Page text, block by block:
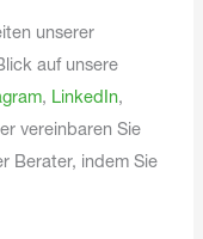
unserer
auf unsere
, LinkedIn,
vereinbaren Sie
Berater, indem Sie